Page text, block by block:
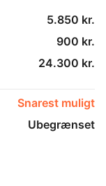
5.850 kr.
900 kr.
24.300 kr.
Snarest muligt
Ubegrænset